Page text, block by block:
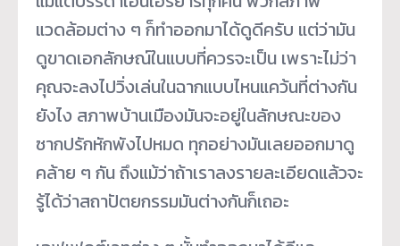
แวดล้อมต่าง ๆ ก็ทำออกมาได้ดูดีครับ แต่ว่ามัน
ดูขาดเอกลักษณ์ในแบบที่ควรจะเป็น เพราะไม่ว่า
คุณจะลงไปวิ่งเล่นในฉากแบบไหนแคว้นที่ต่างกัน
ยังไง สภาพบ้านเมืองมันจะอยู่ในลักษณะของ
ซากปรักหักพังไปหมด ทุกอย่างมันเลยออกมาดู
คล้าย ๆ กัน ถึงแม้ว่าถ้าเราลงรายละเอียดแล้วจะ
รู้ได้ว่าสถาปัตยกรรมมันต่างกันก็เถอะ